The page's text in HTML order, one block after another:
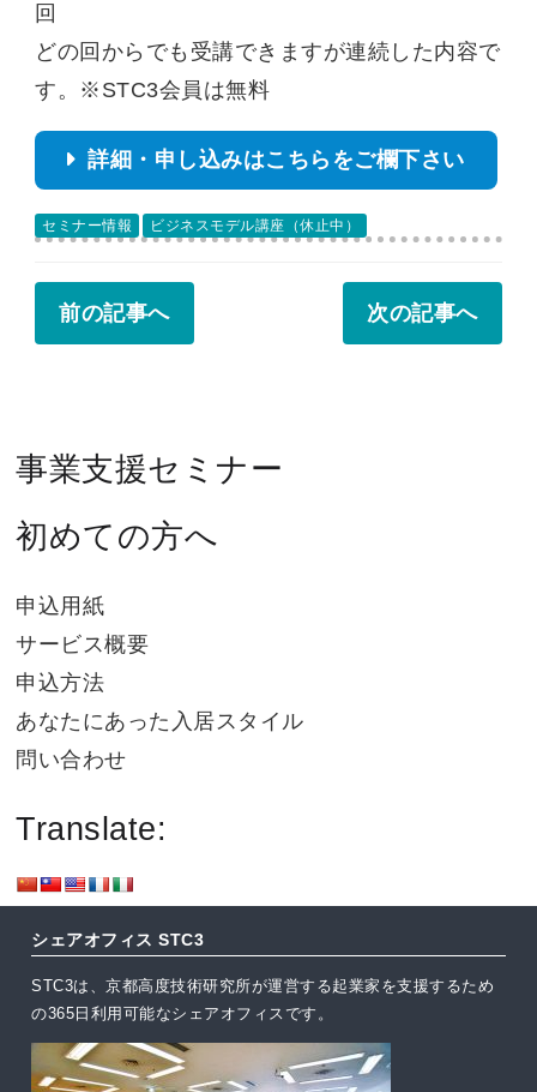
回
どの回からでも受講できますが連続した内容で
す。※STC3会員は無料
詳細・申し込みはこちらをご欄下さい
セミナー情報 ビジネスモデル講座（休止中）
前の記事へ 次の記事へ
事業支援セミナー
初めての方へ
申込用紙
サービス概要
申込方法
あなたにあった入居スタイル
問い合わせ
Translate:
シェアオフィス STC3
STC3は、京都高度技術研究所が運営する起業家を支援するため
の365日利用可能なシェアオフィスです。